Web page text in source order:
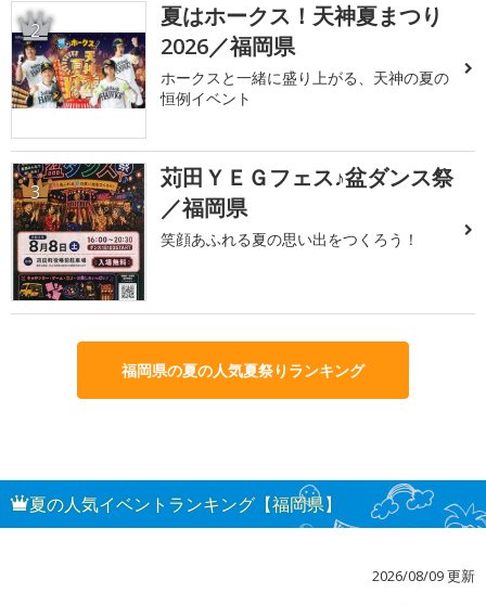
2
夏はホークス！天神夏まつり
2026／福岡県
ホークスと一緒に盛り上がる、天神の夏の
恒例イベント
3
苅田ＹＥＧフェス♪盆ダンス祭
／福岡県
笑顔あふれる夏の思い出をつくろう！
福岡県の夏の人気夏祭りランキング
夏の人気イベントランキング【福岡県】
2026/08/09 更新